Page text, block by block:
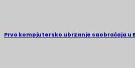
Prvo kompjutersko ubrzanje saobraćaja u